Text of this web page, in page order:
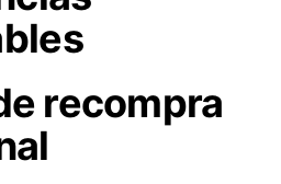
recompra